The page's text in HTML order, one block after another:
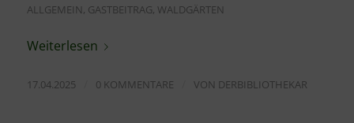
ALLGEMEIN, GASTBEITRAG, WALDGÄRTEN
Weiterlesen
17.04.2025 0 KOMMENTARE VON DERBIBLIOTHEKAR